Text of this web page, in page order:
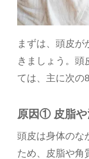
まずは、頭皮が
きましょう。頭
ては、主に次の
原因① 皮脂
頭皮は身体のな
ため、皮脂や角